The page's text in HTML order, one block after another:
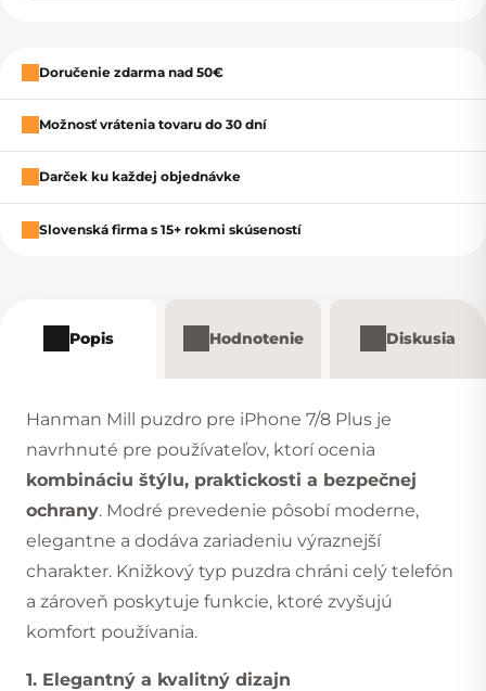
Doručenie zdarma nad 50€
Možnosť vrátenia tovaru do 30 dní
Darček ku každej objednávke
Slovenská firma s 15+ rokmi skúseností
Popis Hodnotenie Diskusia
Hanman Mill puzdro pre iPhone 7/8 Plus je
navrhnuté pre používateľov, ktorí ocenia
kombináciu štýlu, praktickosti a bezpečnej
ochrany. Modré prevedenie pôsobí moderne,
elegantne a dodáva zariadeniu výraznejší
charakter. Knižkový typ puzdra chráni celý telefón
a zároveň poskytuje funkcie, ktoré zvyšujú
komfort používania.
1. Elegantný a kvalitný dizajn